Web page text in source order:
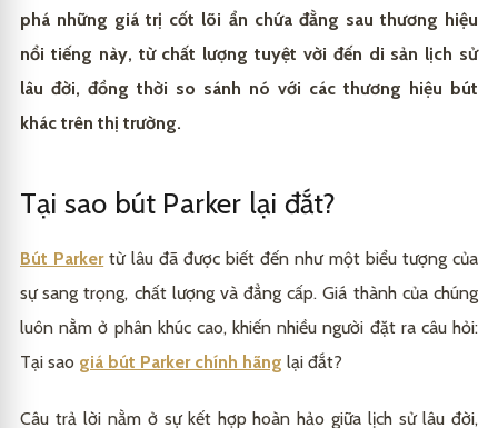
2 Những lý do khiến bút Parker trở thành biểu tượng
của sự sang trọng
2.2 Sự kết nối với phong cách sống thượng lưu
Liên hệ mua bút Parker chính hãng, chất lượng giá
tốt
phá những giá trị cốt lõi ẩn chứa đằng sau thương hiệu
nổi tiếng này, từ chất lượng tuyệt vời đến di sản lịch sử
lâu đời, đồng thời so sánh nó với các thương hiệu bút
khác trên thị trường.
Tại sao bút Parker lại đắt?
Bút Parkertừ lâu đã được biết đến như một biểu tượng của
sự sang trọng, chất lượng và đẳng cấp. Giá thành của chúng
luôn nằm ở phân khúc cao, khiến nhiều người đặt ra câu hỏi:
Tại sao giá bút Parker chính hãng lại đắt?
Câu trả lời nằm ở sự kết hợp hoàn hảo giữa lịch sử lâu đời,